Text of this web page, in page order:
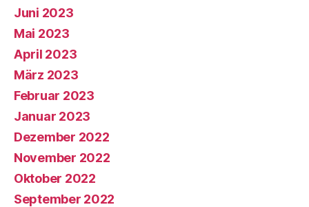
Juni 2023
Mai 2023
April 2023
März 2023
Februar 2023
Januar 2023
Dezember 2022
November 2022
Oktober 2022
September 2022